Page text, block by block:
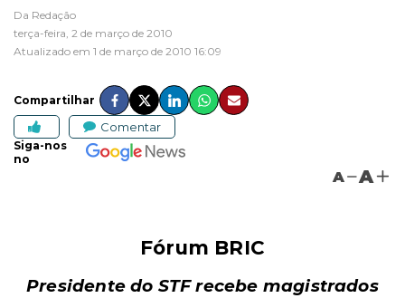
Da Redação
terça-feira, 2 de março de 2010
Atualizado em 1 de março de 2010 16:09
Compartilhar
Comentar
Siga-nos
no
A A
Fórum BRIC
Presidente do STF recebe magistrados